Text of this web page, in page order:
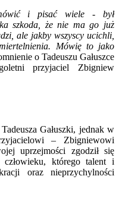
mówić i pisać wiele - był
szkoda, że nie ma go już
ale jakby wszyscy ucichli,
Mówię to jako
o Tadeuszu Gałuszce
przyjaciel Zbigniew
Gałuszki, jednak w
– Zbigniewowi
uprzejmości zgodził się
którego talent i
oraz nieprzychylności